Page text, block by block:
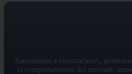
Asesoramos a constructores,
el comportamiento del mercado